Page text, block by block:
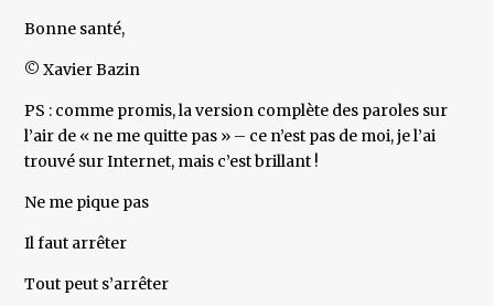
Bonne santé,
© Xavier Bazin
PS : comme promis, la version complète des paroles sur
l’air de « ne me quitte pas » – ce n’est pas de moi, je l’ai
trouvé sur Internet, mais c’est brillant !
Ne me pique pas
Il faut arrêter
Tout peut s’arrêter